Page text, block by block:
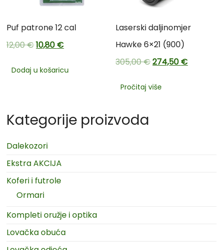
Puf patrone 12 cal
12,00€10,80 €
Dodaj u košaricu
Laserski daljinomjer
Hawke 6×21 (900)
305,00€274,50 €
Pročitaj više
Kategorije proizvoda
Dalekozori
Ekstra AKCIJA
Koferi i futrole
Ormari
Kompleti oružje i optika
Lovačka obuća